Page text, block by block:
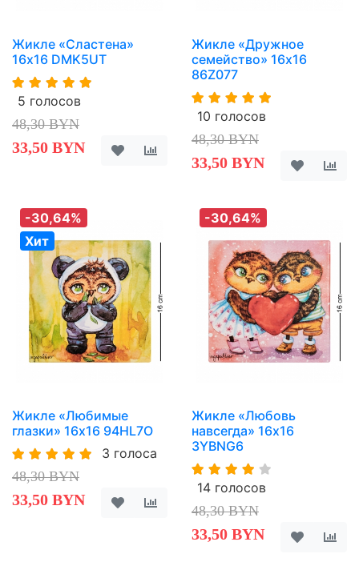
Жикле «Сластена»
16х16 DMK5UT
5 голосов
48,30 BYN
33,50 BYN
Жикле «Дружное
семейство» 16х16
86Z077
10 голосов
48,30 BYN
33,50 BYN
-30,64%
Хит
Жикле «Любимые
глазки» 16х16 94HL7O
3 голоса
48,30 BYN
33,50 BYN
-30,64%
Жикле «Любовь
навсегда» 16х16
3YBNG6
14 голосов
48,30 BYN
33,50 BYN